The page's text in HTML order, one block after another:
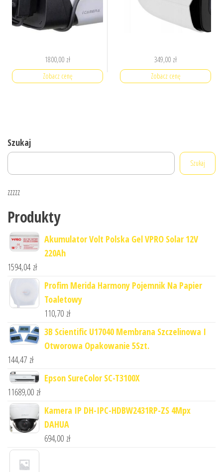
1800,00 zł
Zobacz cenę
349,00 zł
Zobacz cenę
Szukaj
Szukaj
zzzzz
Produkty
Akumulator Volt Polska Gel VPRO Solar 12V
220Ah
1594,04 zł
Profim Merida Harmony Pojemnik Na Papier
Toaletowy
110,70 zł
3B Scientific U17040 Membrana Szczelinowa I
Otworowa Opakowanie 5Szt.
144,47 zł
Epson SureColor SC-T3100X
11689,00 zł
Kamera IP DH-IPC-HDBW2431RP-ZS 4Mpx
DAHUA
694,00 zł